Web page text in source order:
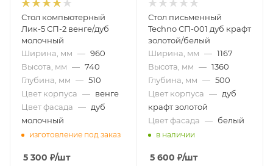
Стол компьютерный
Лик-5 СП-2 венге/дуб
молочный
Ширина, мм — 960
Высота, мм — 740
Глубина, мм — 510
Цвет корпуса — венге
Цвет фасада — дуб
молочный
изготовление под заказ
5 300 ₽/шт
Стол письменный
Teсhno СП-001 дуб крафт
золотой/белый
Ширина, мм — 1167
Высота, мм — 1360
Глубина, мм — 500
Цвет корпуса — дуб
крафт золотой
Цвет фасада — белый
в наличии
5 600 ₽/шт